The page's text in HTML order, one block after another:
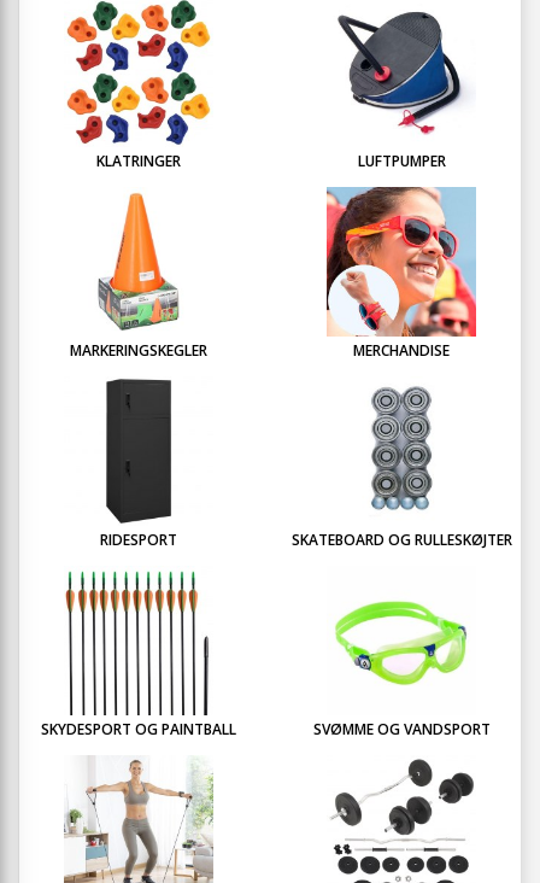
KLATRINGER LUFTPUMPER
MARKERINGSKEGLER MERCHANDISE
RIDESPORT SKATEBOARD OG RULLESKØJTER
SKYDESPORT OG PAINTBALL SVØMME OG VANDSPORT